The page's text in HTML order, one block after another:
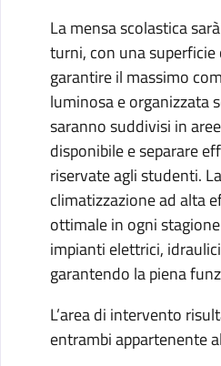
La mensa scolastica
turni, con una superficie
garantire il massimo
luminosa e organizzata
saranno suddivisi in
disponibile e separare
riservate agli studenti.
climatizzazione ad alta
ottimale in ogni
impianti elettrici,
garantendo la piena
L’area di intervento
entrambi appartenente